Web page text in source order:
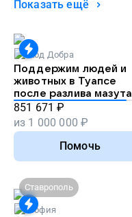
Показать ещё
Код Добра
Поддержим людей и
животных в Туапсе
после разлива мазута
851 671 ₽
из 1 000 000 ₽
Помочь
Ставрополь
София